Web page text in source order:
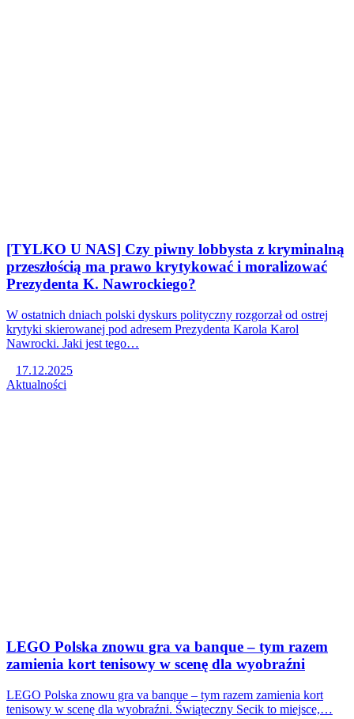
[TYLKO U NAS] Czy piwny lobbysta z kryminalną
przeszłością ma prawo krytykować i moralizować
Prezydenta K. Nawrockiego?
W ostatnich dniach polski dyskurs polityczny rozgorzał od ostrej
krytyki skierowanej pod adresem Prezydenta Karola Karol
Nawrocki. Jaki jest tego…
17.12.2025
Aktualności
LEGO Polska znowu gra va banque – tym razem
zamienia kort tenisowy w scenę dla wyobraźni
LEGO Polska znowu gra va banque – tym razem zamienia kort
tenisowy w scenę dla wyobraźni. Świąteczny Secik to miejsce,…